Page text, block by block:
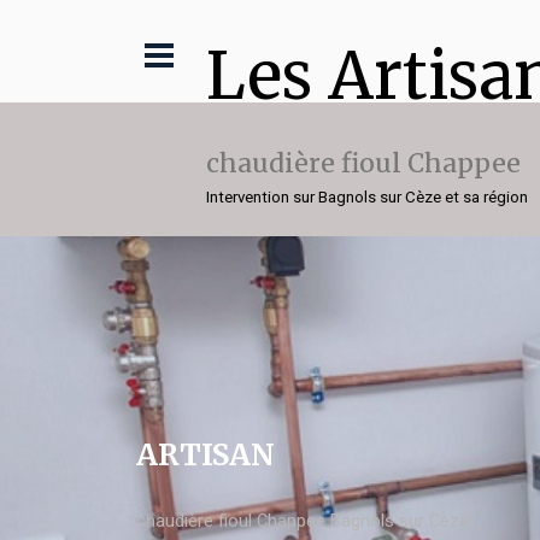
Les
chaudière fioul Chappee
Intervention sur Bagnols sur Cèze et sa région
ARTISAN
chaudière fioul Chappee Bagnols sur Cèze